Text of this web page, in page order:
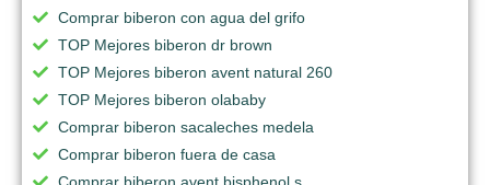
Comprar biberon con agua del grifo
TOP Mejores biberon dr brown
TOP Mejores biberon avent natural 260
TOP Mejores biberon olababy
Comprar biberon sacaleches medela
Comprar biberon fuera de casa
Comprar biberon avent bisphenol s